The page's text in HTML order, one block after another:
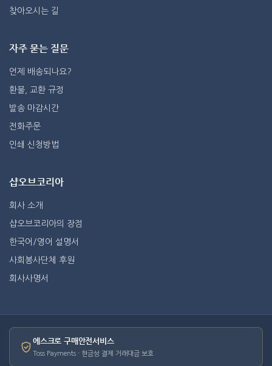
찾아오시는 길
자주 묻는 질문
언제 배송되나요?
환불, 교환 규정
발송 마감시간
전화주문
인쇄 신청방법
샵오브코리아
회사 소개
샵오브코리아의 장점
한국어/영어 설명서
사회봉사단체 후원
회사사명서
에스크로 구매안전서비스
Toss Payments · 현금성 결제 거래대금 보호